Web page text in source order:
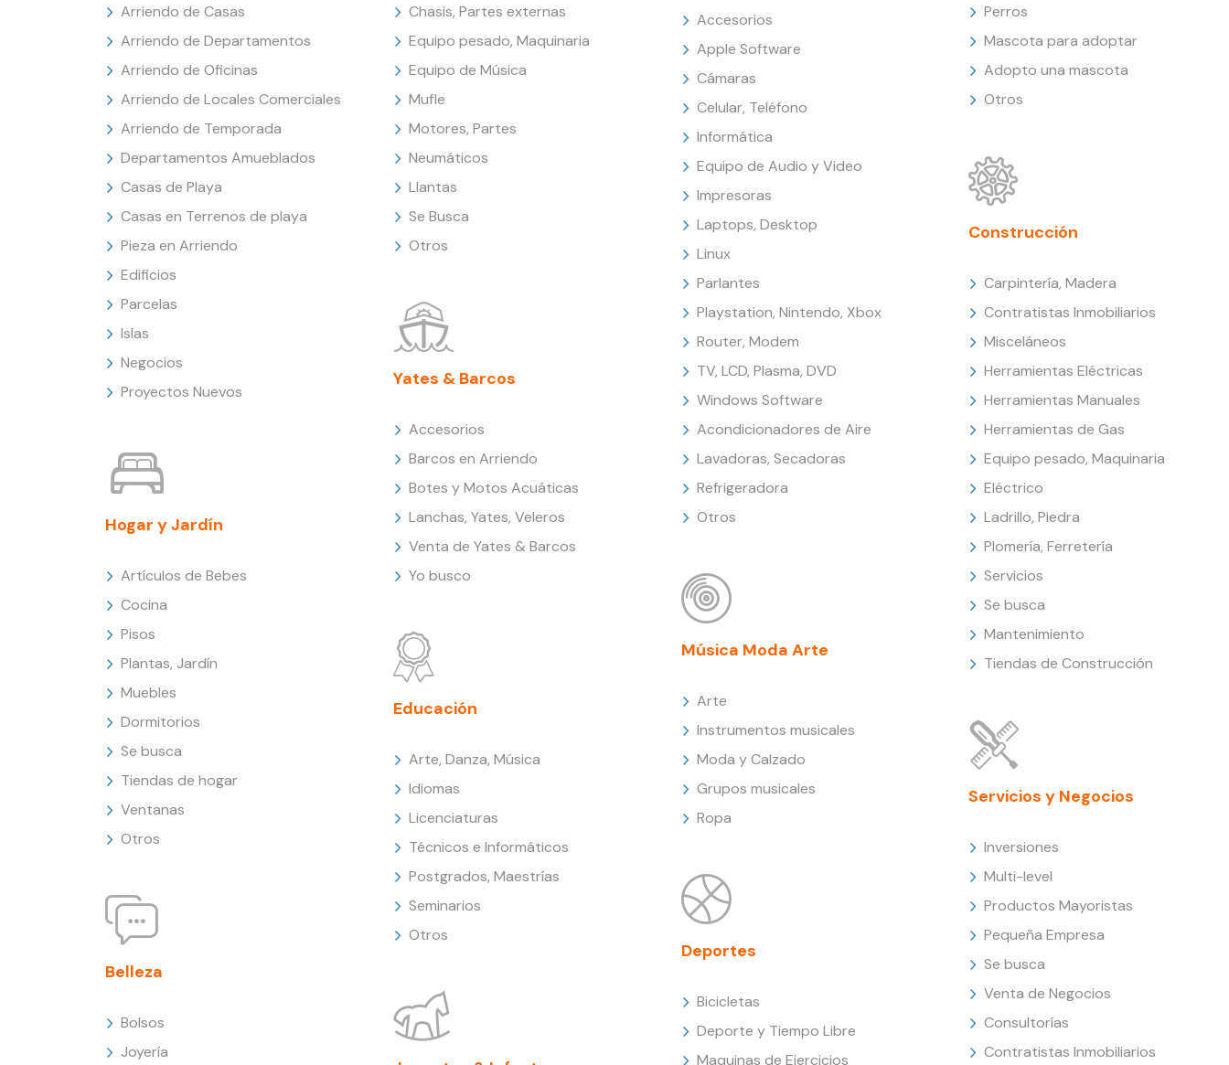
Arriendo de Casas
Arriendo de Departamentos
Arriendo de Oficinas
Arriendo de Locales Comerciales
Arriendo de Temporada
Departamentos Amueblados
Casas de Playa
Casas en Terrenos de playa
Pieza en Arriendo
Edificios
Parcelas
Islas
Negocios
Proyectos Nuevos
Hogar y Jardín
Artículos de Bebes
Cocina
Pisos
Plantas, Jardín
Muebles
Dormitorios
Se busca
Tiendas de hogar
Ventanas
Otros
Belleza
Bolsos
Joyería
Chasis, Partes externas
Equipo pesado, Maquinaria
Equipo de Música
Mufle
Motores, Partes
Neumáticos
Llantas
Se Busca
Otros
Yates & Barcos
Accesorios
Barcos en Arriendo
Botes y Motos Acuáticas
Lanchas, Yates, Veleros
Venta de Yates & Barcos
Yo busco
Educación
Arte, Danza, Música
Idiomas
Licenciaturas
Técnicos e Informáticos
Postgrados, Maestrías
Seminarios
Otros
Accesorios
Apple Software
Cámaras
Celular, Teléfono
Informática
Equipo de Audio y Video
Impresoras
Laptops, Desktop
Linux
Parlantes
Playstation, Nintendo, Xbox
Router, Modem
TV, LCD, Plasma, DVD
Windows Software
Acondicionadores de Aire
Lavadoras, Secadoras
Refrigeradora
Otros
Música Moda Arte
Arte
Instrumentos musicales
Moda y Calzado
Grupos musicales
Ropa
Deportes
Bicicletas
Deporte y Tiempo Libre
Maquinas de Ejercicios
Perros
Mascota para adoptar
Adopto una mascota
Otros
Construcción
Carpintería, Madera
Contratistas Inmobiliarios
Misceláneos
Herramientas Eléctricas
Herramientas Manuales
Herramientas de Gas
Equipo pesado, Maquinaria
Eléctrico
Ladrillo, Piedra
Plomería, Ferretería
Servicios
Se busca
Mantenimiento
Tiendas de Construcción
Servicios y Negocios
Inversiones
Multi-level
Productos Mayoristas
Pequeña Empresa
Se busca
Venta de Negocios
Consultorías
Contratistas Inmobiliarios